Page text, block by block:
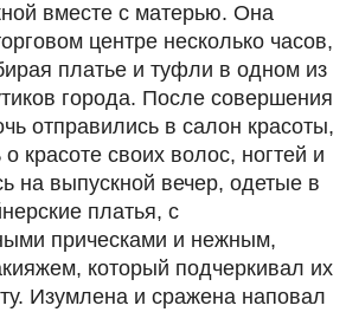
вместе с матерью. Она
центре несколько часов,
платье и туфли в одном из
города. После совершения
отправились в салон красоты,
о красоте своих волос, ногтей и
на выпускной вечер, одетые в
платья, с
прическами и нежным,
который подчеркивал их
Изумлена и сражена наповал